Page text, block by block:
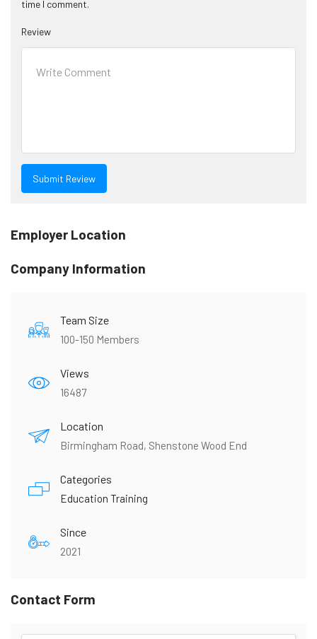
time I comment.
Review
Employer Location
Company Information
Team Size
100-150 Members
Views
16487
Location
Birmingham Road, Shenstone Wood End
Categories
Education Training
Since
2021
Contact Form